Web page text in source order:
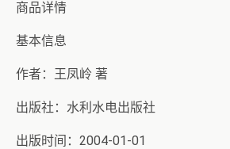
商品详情
基本信息
作者：王凤岭 著
出版社：水利水电出版社
出版时间：2004-01-01